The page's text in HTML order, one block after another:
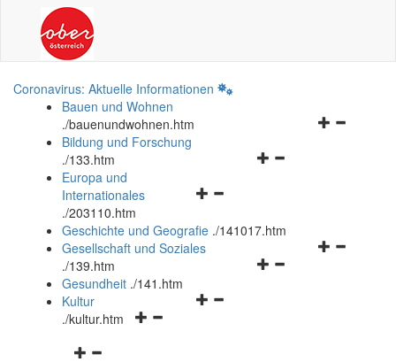
Coronavirus: Aktuelle Informationen
Bauen und Wohnen
./bauenundwohnen.htm
Navigationsmenü
Bildung und Forschung
./133.htm
Navigationsmenü
und
schließen
Europa und
Internationales
./203110.htm
Geschichte und Geografie ./141017.htm
Navigationsmenü
Gesellschaft und Soziales
./139.htm
Navigationsmenü
Gesundheit ./141.htm
Navigationsmenü
Kultur
./kultur.htm
Navigationsmenü